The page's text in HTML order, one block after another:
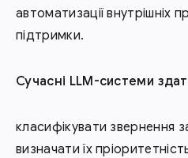
автоматизації внутрішніх
підтримки.
Сучасні LLM-системи
класифікувати звернення
визначати їх